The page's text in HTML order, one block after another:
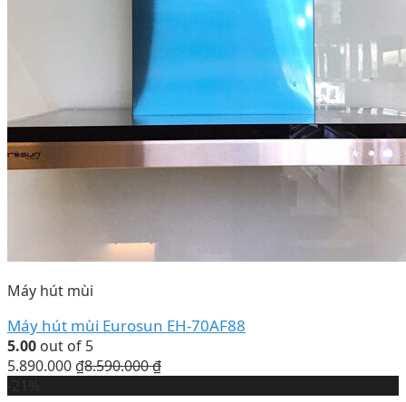
Máy hút mùi
Máy hút mùi Eurosun EH-70AF88
5.00 out of 5
5.890.000 ₫8.590.000₫